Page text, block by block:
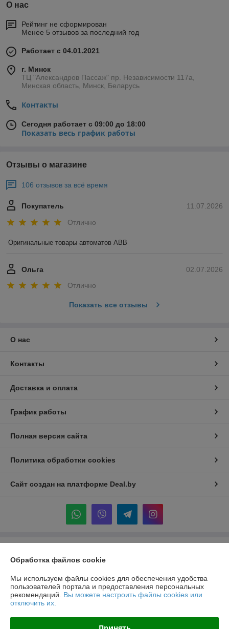
О нас
Рейтинг не сформирован
Менее 5 отзывов за последний год
Работает с 04.01.2021
г. Минск
ТЦ "Александров Пассаж" пр. Независимости 117а,
Минская область, Минск, Беларусь
Контакты
Сегодня работает с 09:00 до 18:00
Показать весь график работы
Отзывы о магазине
106 отзывов за всё время
11.07.2026
Покупатель
Отлично
Оригинальные товары автоматов ABB
02.07.2026
Ольга
Отлично
Показать все отзывы
О нас
Контакты
Доставка и оплата
График работы
Полная версия сайта
Политика обработки cookies
Сайт создан на платформе Deal.by
г. Минск ул. Прушинских дом 6 , кв 133
Регистрационный номер ЕГР: 193513378
Регистрационный орган: Минский горисполком
Обработка файлов cookie
Мы используем файлы cookies для обеспечения удобства
пользователей портала и предоставления персональных
рекомендаций. Вы можете настроить файлы cookies или
отключить их.